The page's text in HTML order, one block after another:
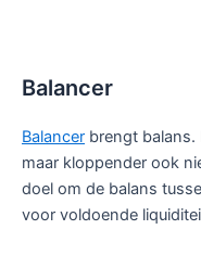
Balancer
Balancer brengt balans.
maar kloppender ook
doel om de balans
voor voldoende